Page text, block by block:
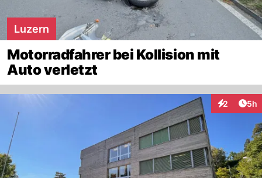
Luzern
Motorradfahrer bei Kollision mit
Auto verletzt
2 5h